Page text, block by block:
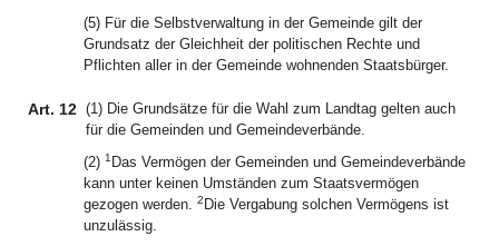
(5) Für die Selbstverwaltung in der Gemeinde gilt der
Grundsatz der Gleichheit der politischen Rechte und
Pflichten aller in der Gemeinde wohnenden Staatsbürger.
Art. 12 (1) Die Grundsätze für die Wahl zum Landtag gelten auch
für die Gemeinden und Gemeindeverbände.
(2) 1 Das Vermögen der Gemeinden und Gemeindeverbände
kann unter keinen Umständen zum Staatsvermögen
gezogen werden. 2 Die Vergabung solchen Vermögens ist
unzulässig.